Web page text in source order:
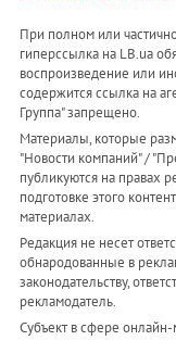
При полном или
гиперссылка на LB.ua
воспроизведение или
содержится ссылка на
Группа" запрещено.
Материалы, которые
"Новости компаний" /
публикуются на правах
подготовке этого
материалах.
Редакция не несет
обнародованные в
законодательству,
рекламодатель.
Субъект в сфере